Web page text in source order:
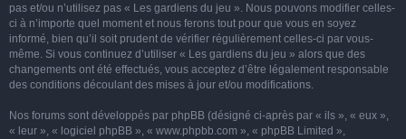
pas et/ou n’utilisez pas « Les gardiens du jeu ». Nous pouvons modifier celles-
ci à n’importe quel moment et nous ferons tout pour que vous en soyez
informé, bien qu’il soit prudent de vérifier régulièrement celles-ci par vous-
même. Si vous continuez d’utiliser « Les gardiens du jeu » alors que des
changements ont été effectués, vous acceptez d’être légalement responsable
des conditions découlant des mises à jour et/ou modifications.
Nos forums sont développés par phpBB (désigné ci-après par « ils », « eux »,
« leur », « logiciel phpBB », « www.phpbb.com », « phpBB Limited »,